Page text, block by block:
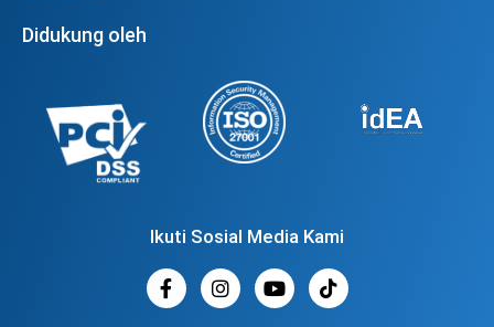
Didukung oleh
Ikuti Sosial Media Kami